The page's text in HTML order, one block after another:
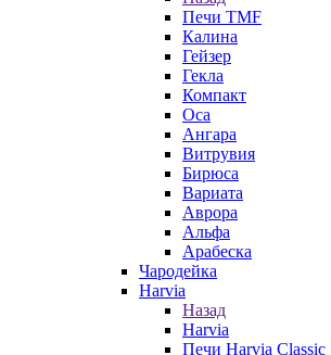
Печи TMF
Калина
Гейзер
Гекла
Компакт
Оса
Ангара
Витрувия
Бирюса
Вариата
Аврора
Альфа
Арабеска
Чародейка
Harvia
Назад
Harvia
Печи Harvia Classic